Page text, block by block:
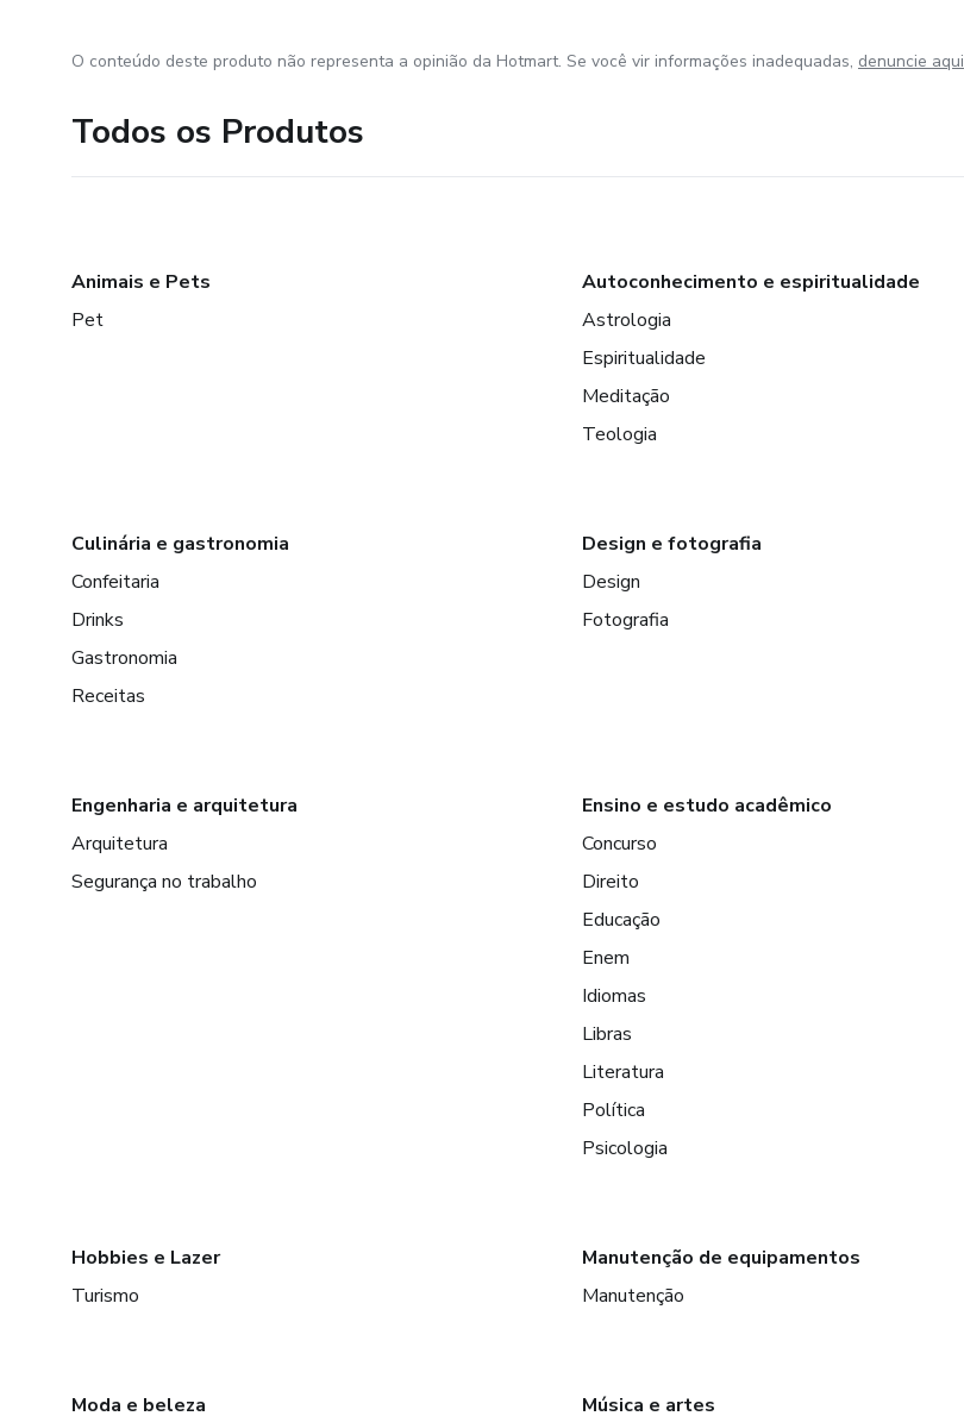
O conteúdo deste produto não representa a opinião da Hotmart. Se você vir informações inadequadas, denuncie aqui
Todos os Produtos
Animais e Pets
Pet
Autoconhecimento e espiritualidade
Astrologia
Espiritualidade
Meditação
Teologia
Culinária e gastronomia
Confeitaria
Drinks
Gastronomia
Receitas
Design e fotografia
Design
Fotografia
Engenharia e arquitetura
Arquitetura
Segurança no trabalho
Ensino e estudo acadêmico
Concurso
Direito
Educação
Enem
Idiomas
Libras
Literatura
Política
Psicologia
Hobbies e Lazer
Turismo
Manutenção de equipamentos
Manutenção
Moda e beleza Música e artes